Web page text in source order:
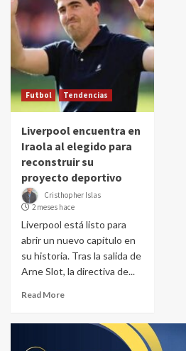
Futbol Tendencias
Liverpool encuentra en
Iraola al elegido para
reconstruir su
proyecto deportivo
Cristhopher Islas
2 meses hace
Liverpool está listo para
abrir un nuevo capítulo en
su historia. Tras la salida de
Arne Slot, la directiva de...
Read More